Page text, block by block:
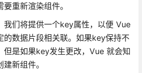
重新渲染组件。
我们将提供一个key属性，以便 Vue
的数据片段相关联。如果key保持不
但是如果key发生更改，Vue 就会知
新组件。